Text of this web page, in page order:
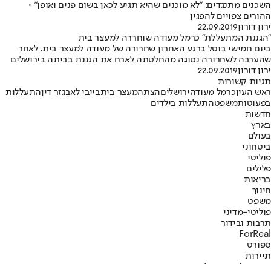
השכנים מתנגדים: "לא מוכנים שהיא תגיע לכאן בשום פנים ואופן" •
ההורים צפויים להפגין
ירון דורון22.09.2019
"הגננת המתעללת" כרמל מעודה שוחררה למעצר בית
ביום חמישי בוטל ברגע האחרון שחרורה של מעודה למעצר בית, לאחר
שהערבה לשחרורה נסוגה מהחלטתה לארח את הגננת בביתה בירושלים
ירון דורון22.09.2019
תגיות קשורות
ראש העיןכרמל מעודהירושליםהצתהמעצר ביתבייבי לאבגזר דיןהתעללות
בפעוטותמשפטהתעללות בילדים
חדשות
בארץ
בעולם
ביטחוני
פוליטי
פלילים
בריאות
חינוך
משפט
פוליטי-מדיני
תרבות ובידור
ForReal
ספורט
תיירות